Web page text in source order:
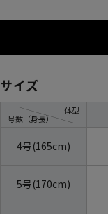
サイズ
号数（身長）
体型
4号(165cm)
5号(170cm)